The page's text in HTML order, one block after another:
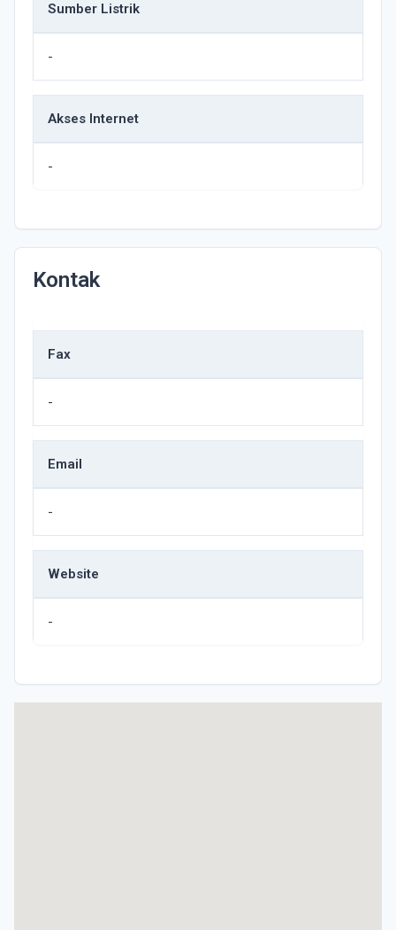
Sumber Listrik
-
Akses Internet
-
Kontak
Fax
-
Email
-
Website
-